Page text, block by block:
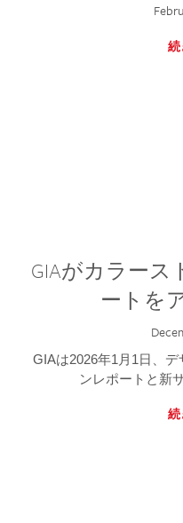
GIAがカラー
ートを
GIAは2026年1月1日、
ンレポートと新